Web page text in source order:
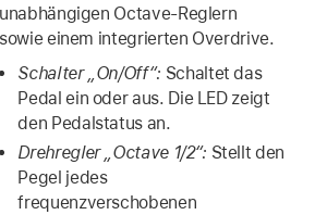
unabhängigen Octave-Reglern
sowie einem integrierten Overdrive.
Schalter „On/Off“: Schaltet das
Pedal ein oder aus. Die LED zeigt
den Pedalstatus an.
Drehregler „Octave 1/2“: Stellt den
Pegel jedes
frequenzverschobenen